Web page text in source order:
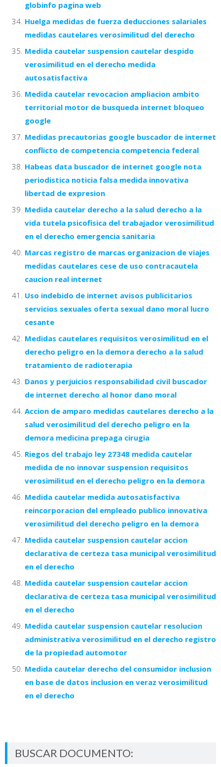
globinfo pagina web
Huelga medidas de fuerza deducciones salariales
medidas cautelares verosimilitud del derecho
Medida cautelar suspension cautelar despido
verosimilitud en el derecho medida
autosatisfactiva
Medida cautelar revocacion ampliacion ambito
territorial motor de busqueda internet bloqueo
google
Medidas precautorias google buscador de internet
conflicto de competencia competencia federal
Habeas data buscador de internet google nota
periodistica noticia falsa medida innovativa
libertad de expresion
Medida cautelar derecho a la salud derecho a la
vida tutela psicofisica del trabajador verosimilitud
en el derecho emergencia sanitaria
Marcas registro de marcas organizacion de viajes
medidas cautelares cese de uso contracautela
caucion real internet
Uso indebido de internet avisos publicitarios
servicios sexuales oferta sexual dano moral lucro
cesante
Medidas cautelares requisitos verosimilitud en el
derecho peligro en la demora derecho a la salud
tratamiento de radioterapia
Danos y perjuicios responsabilidad civil buscador
de internet derecho al honor dano moral
Accion de amparo medidas cautelares derecho a la
salud verosimilitud del derecho peligro en la
demora medicina prepaga cirugia
Riegos del trabajo ley 27348 medida cautelar
medida de no innovar suspension requisitos
verosimilitud en el derecho peligro en la demora
Medida cautelar medida autosatisfactiva
reincorporacion del empleado publico innovativa
verosimilitud del derecho peligro en la demora
Medida cautelar suspension cautelar accion
declarativa de certeza tasa municipal verosimilitud
en el derecho
Medida cautelar suspension cautelar accion
declarativa de certeza tasa municipal verosimilitud
en el derecho
Medida cautelar suspension cautelar resolucion
administrativa verosimilitud en el derecho registro
de la propiedad automotor
Medida cautelar derecho del consumidor inclusion
en base de datos inclusion en veraz verosimilitud
en el derecho
BUSCAR DOCUMENTO: